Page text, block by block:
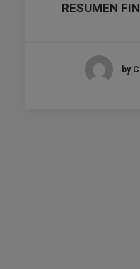
RESUMEN
by